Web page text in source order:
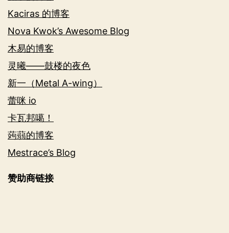
Kaciras 的博客
Nova Kwok’s Awesome Blog
木易的博客
灵曦——鼓楼的夜色
新一（Metal A-wing）
蕾咪 io
卡瓦邦噶！
蒟蒻的博客
Mestrace’s Blog
赞助商链接